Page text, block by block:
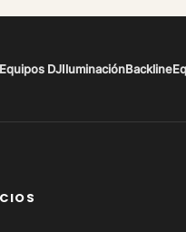
Equipos DJIluminaciónBackline